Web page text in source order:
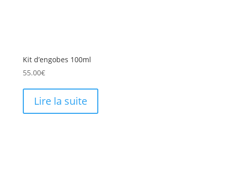
Kit d’engobes 100ml
55.00€
Lire la suite